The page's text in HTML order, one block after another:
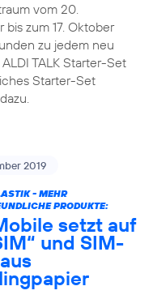
vom 20.
bis zum 17. Oktober
zu jedem neu
TALK Starter-Set
Starter-Set
2019
- MEHR
PRODUKTE:
setzt auf
und SIM-